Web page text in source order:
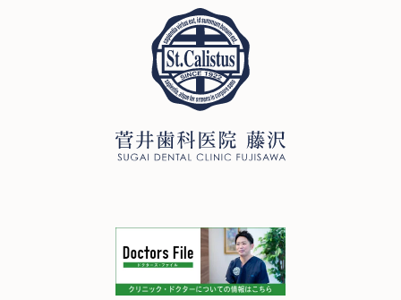
ご予約・お問い合わせ
0466-22-3890
入れ歯（義歯）
ホワイトニング
予防歯科・メインテナンス 医療費控除について